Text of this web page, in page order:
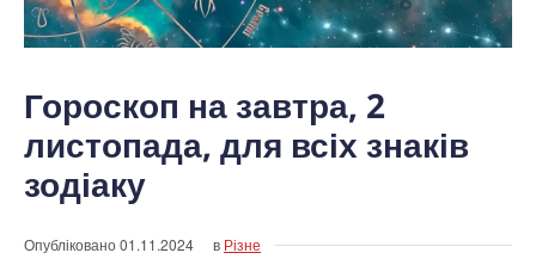
Гороскоп на завтра, 2
листопада, для всіх знаків
зодіаку
Опубліковано01.11.2024 в Різне